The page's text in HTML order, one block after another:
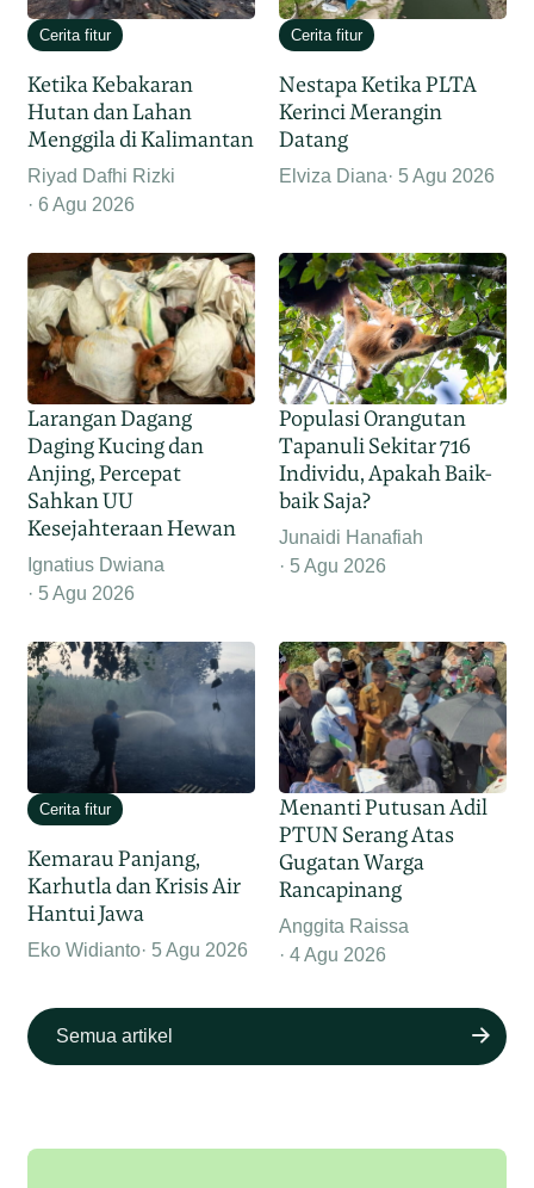
Cerita fitur
Ketika Kebakaran
Hutan dan Lahan
Menggila di Kalimantan
Riyad Dafhi Rizki
6 Agu 2026
Cerita fitur
Nestapa Ketika PLTA
Kerinci Merangin
Datang
Elviza Diana 5 Agu 2026
Larangan Dagang
Daging Kucing dan
Anjing, Percepat
Sahkan UU
Kesejahteraan Hewan
Ignatius Dwiana
5 Agu 2026
Populasi Orangutan
Tapanuli Sekitar 716
Individu, Apakah Baik-
baik Saja?
Junaidi Hanafiah
5 Agu 2026
Cerita fitur
Kemarau Panjang,
Karhutla dan Krisis Air
Hantui Jawa
Eko Widianto 5 Agu 2026
Menanti Putusan Adil
PTUN Serang Atas
Gugatan Warga
Rancapinang
Anggita Raissa
4 Agu 2026
Semua artikel